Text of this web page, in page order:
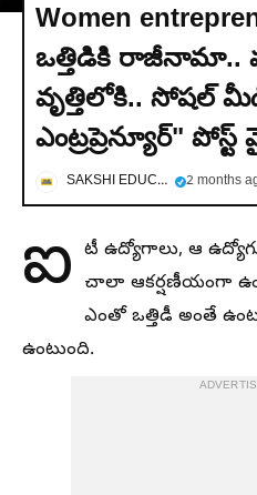
Women
ఒత్తిడికి రాజీనామా..
వృత్తిలోకి..
ఎంట్రప్రెన్యూర్" పోస్ట్
SAKSHI EDUCATION 2 months
ఐ టీ ఉద్యోగాలు, ఆ
చాలా ఆకర్షణీయంగా
ఎంతో ఒత్తిడీ అంతే
ఉంటుంది.